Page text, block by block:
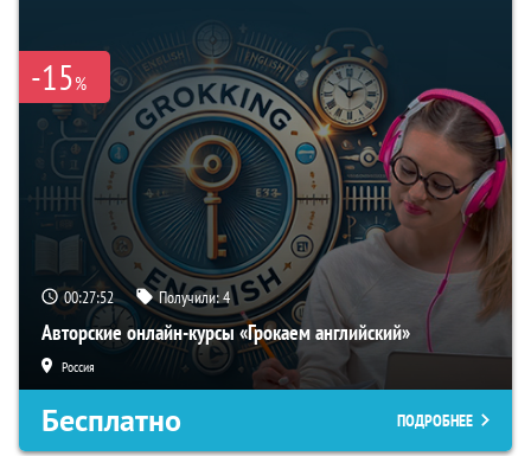
-15%
00:27:51 Получили:4
Авторские онлайн-курсы «Грокаем английский»
Россия
Бесплатно ПОДРОБНЕЕ